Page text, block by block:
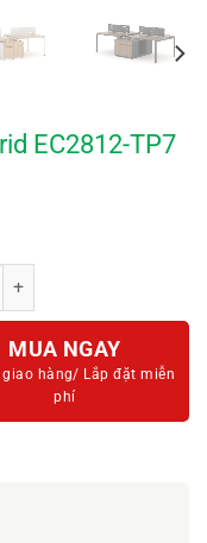
EC2812-TP7
bàn 4 người 2m8 Erid
MUA NGAY
giao hàng/ Lắp đặt miễn
phí